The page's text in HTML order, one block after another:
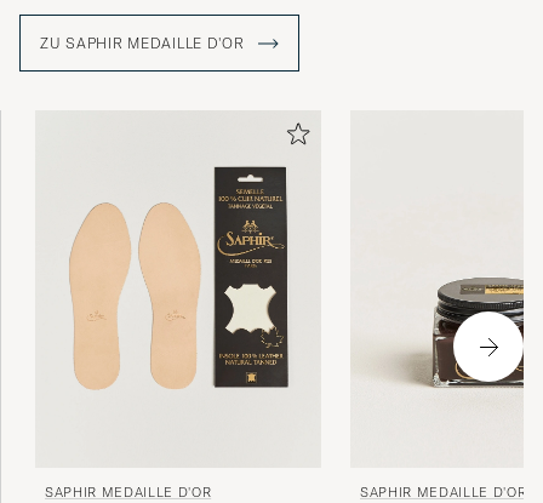
Leder- und Textilsorten.
ZU SAPHIR MEDAILLE D'OR
SAPHIR MEDAILLE D'OR SAPHIR MEDAILLE D'OR